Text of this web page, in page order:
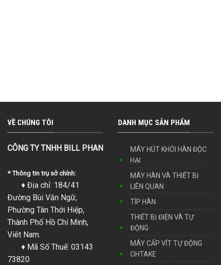
VỀ CHÚNG TÔI
CÔNG TY TNHH BILL PHAN
* Thông tin trụ sở chính:
♦ Địa chỉ: 184/41
Đường Bùi Văn Ngữ,
Phường Tân Thới Hiệp,
Thành Phố Hồ Chí Minh,
Viêt Nam.
♦ Mã Số Thuế: 03143
73820
DANH MỤC SẢN PHẨM
MÁY HÚT KHÓI HÀN ĐỘC
HẠI
MÁY HÀN VÀ THIẾT BỊ
LIÊN QUAN
TÍP HÀN
THIẾT BỊ ĐIỆN VÀ TỰ
ĐỘNG
MÁY CẤP VÍT TỰ ĐỘNG
OHTAKE